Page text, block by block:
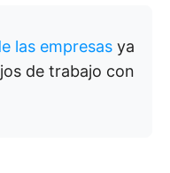
las empresas ya
de trabajo con